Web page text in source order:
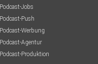
Podcast-Jobs
Podcast-Push
Podcast-Werbung
Podcast-Agentur
Podcast-Produktion